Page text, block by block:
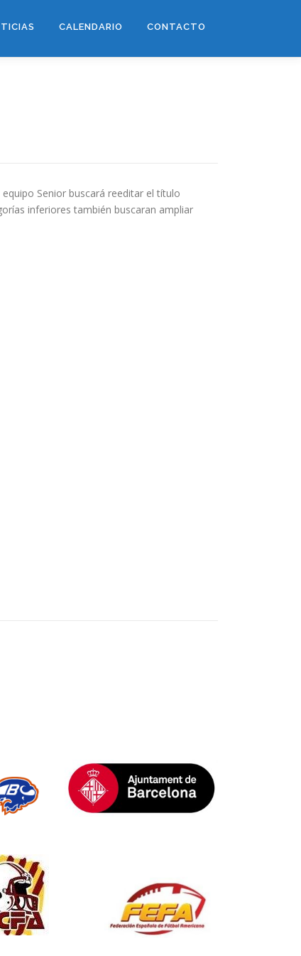
CALENDARIO CONTACTO
Senior buscará reeditar el título
inferiores también buscaran ampliar